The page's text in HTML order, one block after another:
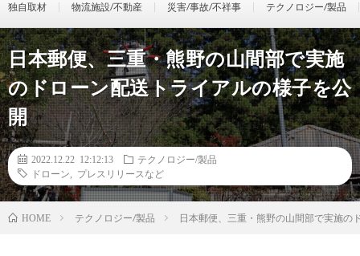
独自取材 物流施設/不動産 災害/事故/不祥事 テクノロジー/製品
日本郵便、三重・熊野の山間部で実施
のドローン配送トライアルの様子を公
開
2022.12.22 12:12:13
テクノロジー/製品
ドローン
プレスリリースなど
HOME テクノロジー/製品 日本郵便、三重・熊野の山間部で実施の